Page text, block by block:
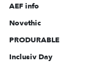
AEF info
Novethic
PRODURABLE
Inclusiv Day